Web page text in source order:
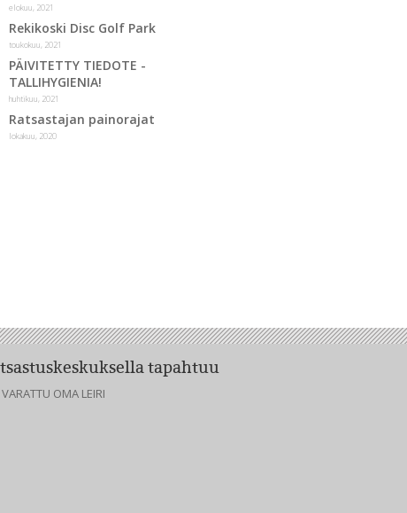
elokuu, 2021
Rekikoski Disc Golf Park
toukokuu, 2021
PÄIVITETTY TIEDOTE -
TALLIHYGIENIA!
huhtikuu, 2021
Ratsastajan painorajat
lokakuu, 2020
tapahtuu
OMA LEIRI